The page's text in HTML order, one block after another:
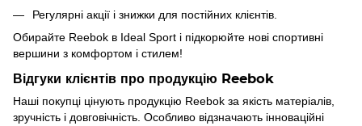
Регулярні акції і знижки для постійних клієнтів.
Обирайте Reebok в Ideal Sport і підкорюйте нові спортивні
вершини з комфортом і стилем!
Відгуки клієнтів про продукцію Reebok
Наші покупці цінують продукцію Reebok за якість матеріалів,
зручність і довговічність. Особливо відзначають інноваційні